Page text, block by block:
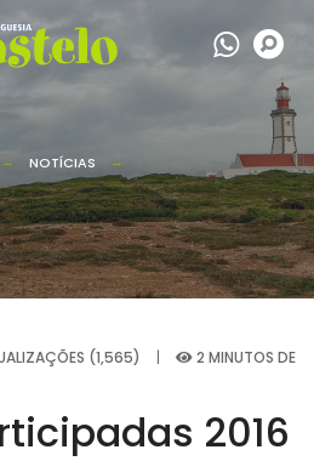
NOTÍCIAS
(1,565) |
2 MINUTOS DE
2016